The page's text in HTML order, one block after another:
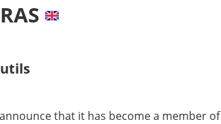
announce that it has become a member of